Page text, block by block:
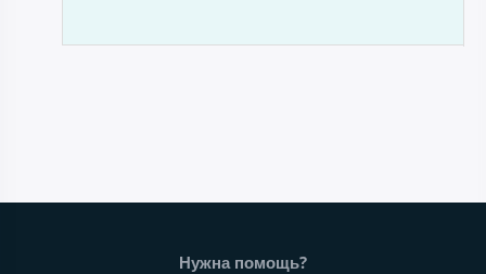
Нижний колонтитул веб-сайта
Нужна помощь?